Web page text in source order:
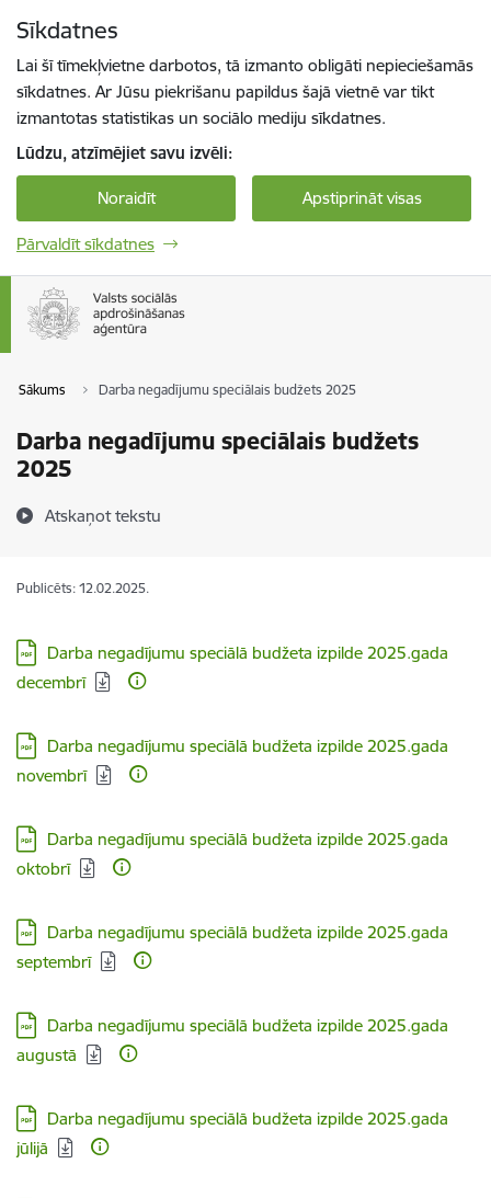
Sīkdatnes
Lai šī tīmekļvietne darbotos, tā izmanto obligāti nepieciešamās
sīkdatnes. Ar Jūsu piekrišanu papildus šajā vietnē var tikt
izmantotas statistikas un sociālo mediju sīkdatnes.
Lūdzu, atzīmējiet savu izvēli:
Noraidīt Apstiprināt visas
Pārvaldīt sīkdatnes
Sākums Darba negadījumu speciālais budžets 2025
Darba negadījumu speciālais budžets
2025
Atskaņot tekstu
Publicēts: 12.02.2025.
Lejupielādēt:
Darba negadījumu speciālā budžeta izpilde 2025.gada
decembrī
Lejupielādēt:
Darba negadījumu speciālā budžeta izpilde 2025.gada
novembrī
Lejupielādēt:
Darba negadījumu speciālā budžeta izpilde 2025.gada
oktobrī
Lejupielādēt:
Darba negadījumu speciālā budžeta izpilde 2025.gada
septembrī
Lejupielādēt:
Darba negadījumu speciālā budžeta izpilde 2025.gada
augustā
Lejupielādēt:
Darba negadījumu speciālā budžeta izpilde 2025.gada
jūlijā